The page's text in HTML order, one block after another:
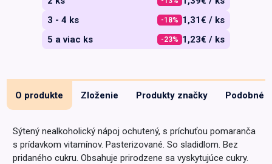
3 - 4 ks
-18% 1,31€ / ks
5 a viac ks
-23% 1,23€ / ks
O produkte Zloženie Produkty značky Podobné
Sýtený nealkoholický nápoj ochutený, s príchuťou pomaranča
s prídavkom vitamínov. Pasterizované. So sladidlom. Bez
pridaného cukru. Obsahuje prirodzene sa vyskytujúce cukry.